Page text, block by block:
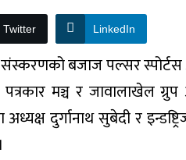
Twitter LinkedIn
बजाज पल्सर स्पोर्टस
मञ्च र जावालाखेल ग्रुप अफ
दुर्गानाथ सुबेदी र